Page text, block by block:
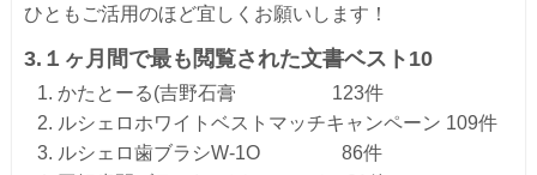
ひともご活用のほど宜しくお願いします！
3.１ヶ月間で最も閲覧された文書ベスト10
かたとーる(吉野石膏 123件
ルシェロホワイトベストマッチキャンペーン 109件
ルシェロ歯ブラシW-1O 86件